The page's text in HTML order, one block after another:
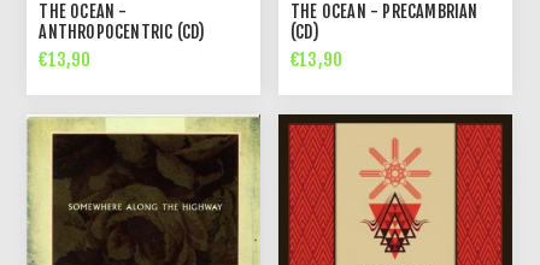
THE OCEAN -
ANTHROPOCENTRIC (CD)
€13,90
THE OCEAN - PRECAMBRIAN
(CD)
€13,90